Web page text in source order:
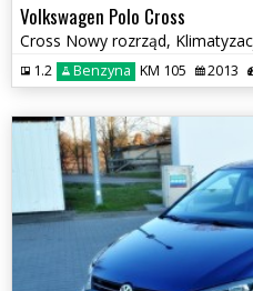
Volkswagen Polo Cross
1.2 Benzyna KM 105 2013